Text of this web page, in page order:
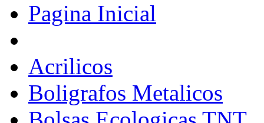
Pagina Inicial
Acrilicos
Boligrafos Metalicos